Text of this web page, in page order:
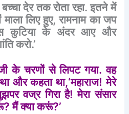
बच्चा देर तक रोता रहा.इतने में
माला लिए हुए,रामनाम का जप
कुटिया के अंदर आए और
करो.’
के चरणों से लिपट गया.वह
था और कहता था,‘महाराज!मेरे
वज्र गिरा है!मेरा संसार
?मैंक्याकरूं?’